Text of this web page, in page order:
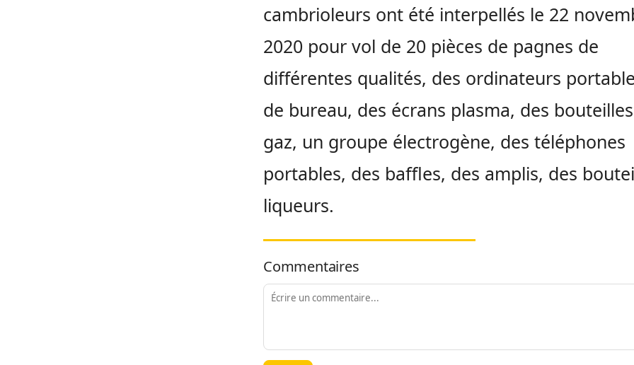
cambrioleurs ont été interpellés le 22
2020 pour vol de 20 pièces de pagnes de
différentes qualités, des ordinateurs
de bureau, des écrans plasma, des
gaz, un groupe électrogène, des téléphones
portables, des baffles, des amplis, des
liqueurs.
Commentaires